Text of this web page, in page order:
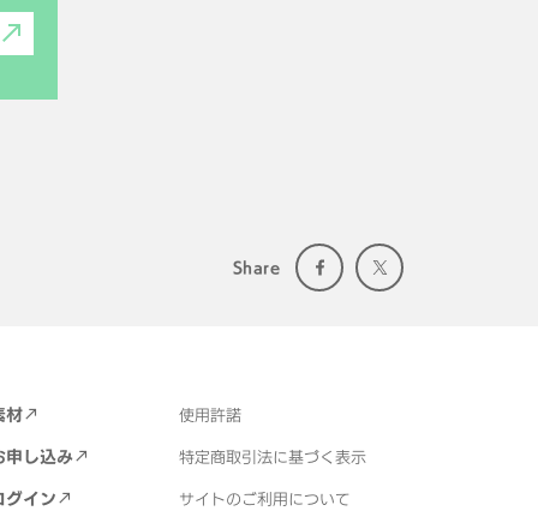
Share
材
申し込み
グイン
使用許諾
特定商取引法に基づく表示
サイトのご利用について